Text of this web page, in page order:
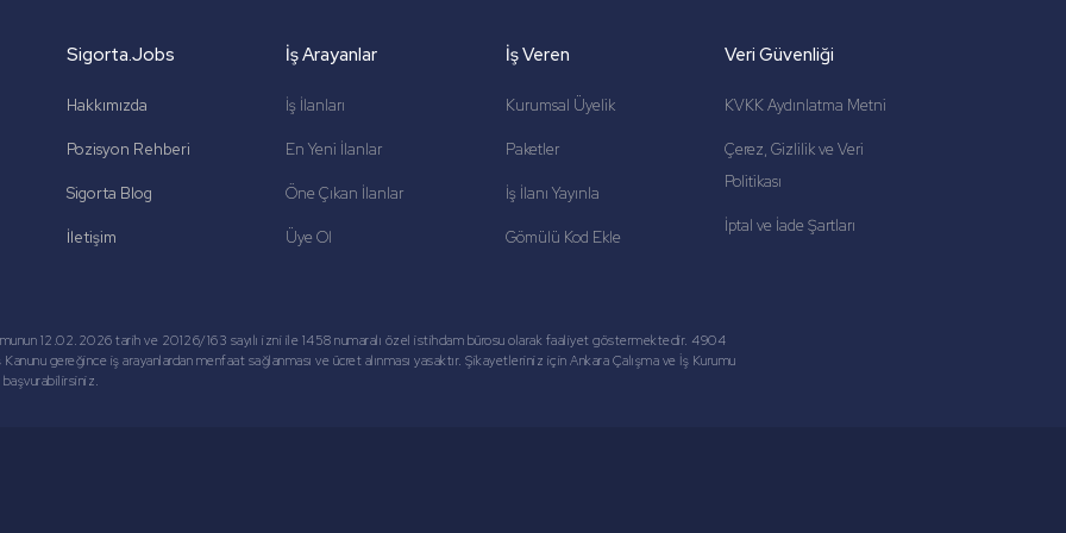
Sigorta.Jobs
Hakkımızda
Pozisyon Rehberi
Sigorta Blog
İletişim
İş Arayanlar
İş İlanları
En Yeni İlanlar
Öne Çıkan İlanlar
Üye Ol
İş Veren
Kurumsal Üyelik
Paketler
İş İlanı Yayınla
Gömülü Kod Ekle
Veri Güvenliği
KVKK Aydınlatma Metni
Çerez, Gizlilik ve Veri
Politikası
İptal ve İade Şartları
12.02.2026 tarih ve 20126/163 sayılı izni ile 1458 numaralı özel istihdam bürosu olarak faaliyet göstermektedir. 4904
Kanunu gereğince iş arayanlardan menfaat sağlanması ve ücret alınması yasaktır. Şikayetleriniz için Ankara Çalışma ve İş Kurumu